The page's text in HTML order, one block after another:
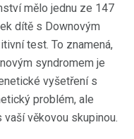
mělo jednu ze 147
dítě s Downovým
test. To znamená,
syndromem je
vyšetření s
problém, ale
věkovou skupinou.